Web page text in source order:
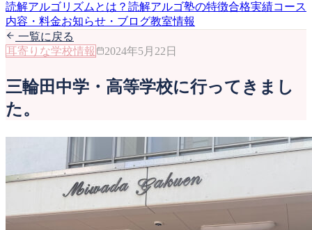
読解アルゴリズムとは？ 読解アルゴ塾の特徴合格実績コース
内容・料金お知らせ・ブログ教室情報
一覧に戻る
耳寄りな学校情報
2024年5月22日
三輪田中学・高等学校に行ってきまし
た。